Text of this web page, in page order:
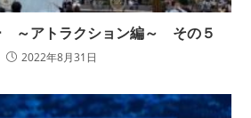
～アトラクション編～ その５
2022年8月31日